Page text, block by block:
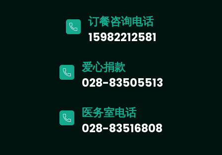
订餐咨询电话
15982212581
爱心捐款
028-83505513
医务室电话
028-83516808